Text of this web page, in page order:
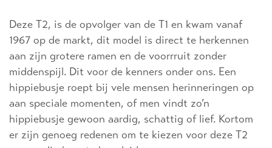
Deze T2, is de opvolger van de T1 en kwam vanaf
1967 op de markt, dit model is direct te herkennen
aan zijn grotere ramen en de voorrruit zonder
middenspijl. Dit voor de kenners onder ons. Een
hippiebusje roept bij vele mensen herinneringen op
aan speciale momenten, of men vindt zo’n
hippiebusje gewoon aardig, schattig of lief. Kortom
er zijn genoeg redenen om te kiezen voor deze T2